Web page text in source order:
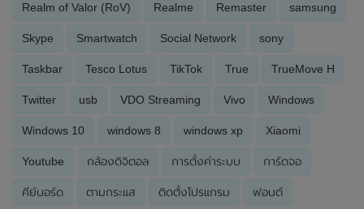
Realm of Valor (RoV) Realme Remaster samsung
Skype Smartwatch Social Network sony
Taskbar Tesco Lotus TikTok True TrueMove H
Twitter usb VDO Streaming Vivo Windows
Windows 10 windows 8 windows xp Xiaomi
Youtube กล้องดิจิตอล การตั้งค่าระบบ การ์ดจอ
คีย์บอร์ด ตามกระแส ติดตั้งโปรแกรม ฟอนต์